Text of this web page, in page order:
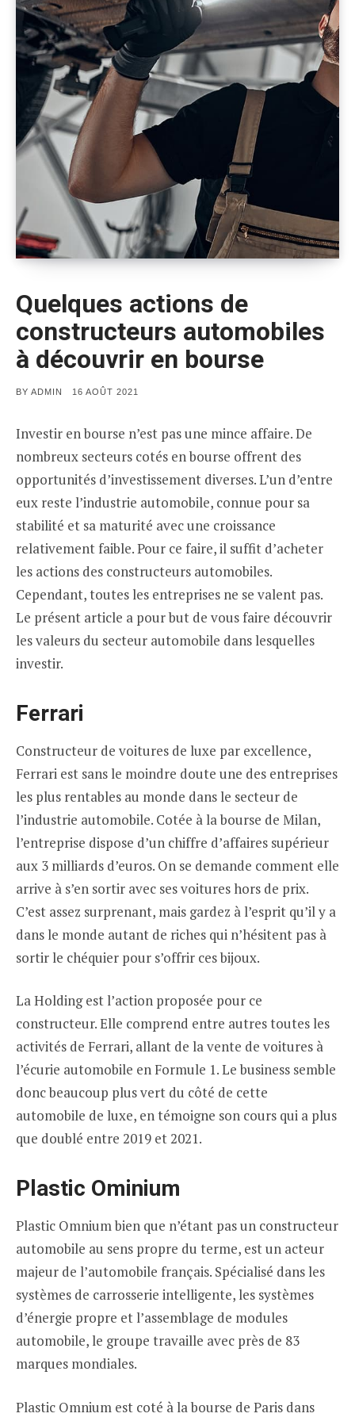
Quelques actions de
constructeurs automobiles
à découvrir en bourse
BY ADMIN
POSTED
16 AOÛT 2021
Investir en bourse n’est pas une mince affaire. De
nombreux secteurs cotés en bourse offrent des
opportunités d’investissement diverses. L’un d’entre
eux reste l’industrie automobile, connue pour sa
stabilité et sa maturité avec une croissance
relativement faible. Pour ce faire, il suffit d’acheter
les actions des constructeurs automobiles.
Cependant, toutes les entreprises ne se valent pas.
Le présent article a pour but de vous faire découvrir
les valeurs du secteur automobile dans lesquelles
investir.
Ferrari
Constructeur de voitures de luxe par excellence,
Ferrari est sans le moindre doute une des entreprises
les plus rentables au monde dans le secteur de
l’industrie automobile. Cotée à la bourse de Milan,
l’entreprise dispose d’un chiffre d’affaires supérieur
aux 3 milliards d’euros. On se demande comment elle
arrive à s’en sortir avec ses voitures hors de prix.
C’est assez surprenant, mais gardez à l’esprit qu’il y a
dans le monde autant de riches qui n’hésitent pas à
sortir le chéquier pour s’offrir ces bijoux.
La Holding est l’action proposée pour ce
constructeur. Elle comprend entre autres toutes les
activités de Ferrari, allant de la vente de voitures à
l’écurie automobile en Formule 1. Le business semble
donc beaucoup plus vert du côté de cette
automobile de luxe, en témoigne son cours qui a plus
que doublé entre 2019 et 2021.
Plastic Ominium
Plastic Omnium bien que n’étant pas un constructeur
automobile au sens propre du terme, est un acteur
majeur de l’automobile français. Spécialisé dans les
systèmes de carrosserie intelligente, les systèmes
d’énergie propre et l’assemblage de modules
automobile, le groupe travaille avec près de 83
marques mondiales.
Plastic Omnium est coté à la bourse de Paris dans